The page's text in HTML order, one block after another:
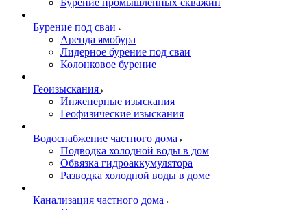
Бурение промышленных скважин
Бурение под сваи
Аренда ямобура
Лидерное бурение под сваи
Колонковое бурение
Геоизыскания
Инженерные изыскания
Геофизические изыскания
Водоснабжение частного дома
Подводка холодной воды в дом
Обвязка гидроаккумулятора
Разводка холодной воды в доме
Канализация частного дома